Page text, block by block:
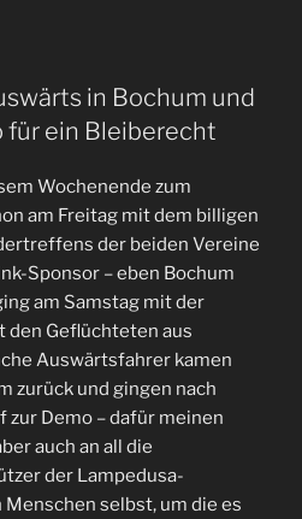
in Bochum und
für ein Bleiberecht
Wochenende zum
am Freitag mit dem billigen
der beiden Vereine
Sponsor – eben Bochum
am Samstag mit der
Geflüchteten aus
Auswärtsfahrer kamen
zurück und gingen nach
Demo – dafür meinen
auch an all die
der Lampedusa-
selbst, um die es